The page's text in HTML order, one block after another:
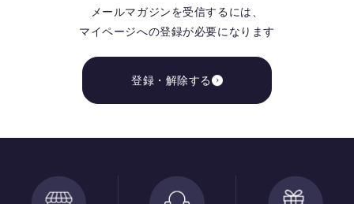
メールマガジンを受信するには、
マイページへの登録が必要になります
登録・解除する